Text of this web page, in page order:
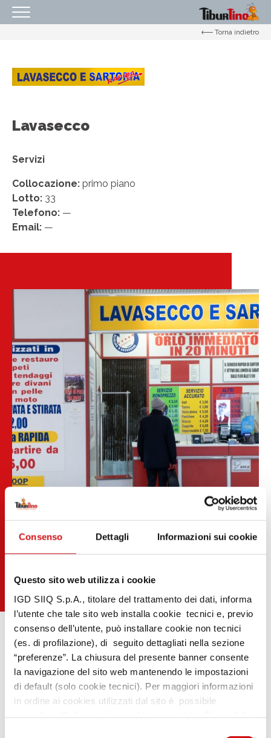
Consenso Dettagli Informazioni sui cookie
Questo sito web utilizza i cookie
IGD SIIQ S.p.A., titolare del trattamento dei dati, informa
l’utente che tale sito web installa cookie tecnici e, previo
consenso dell’utente, può installare cookie non tecnici
(es. di profilazione), di seguito dettagliati nella sezione
“preferenze”. La chiusura del presente banner consente
la navigazione del sito web mantenendo le impostazioni
di default (solo cookie tecnici). Per maggiori informazioni
in ordine ai cookies utilizzati dal sito è possibile
ORARI
PROMOZIONI
NEGOZI
SERVIZI
IL TUO BUSINESS AL CENTRO
Torna indietro
Lavasecco
Servizi
Collocazione: primo piano
Lotto: 33
Telefono: —
Email: —